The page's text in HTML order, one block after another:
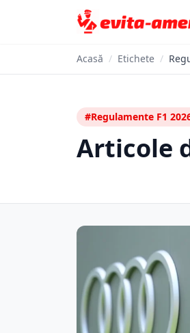
Acasă / Etichete /
#Regulamente F1
Articole